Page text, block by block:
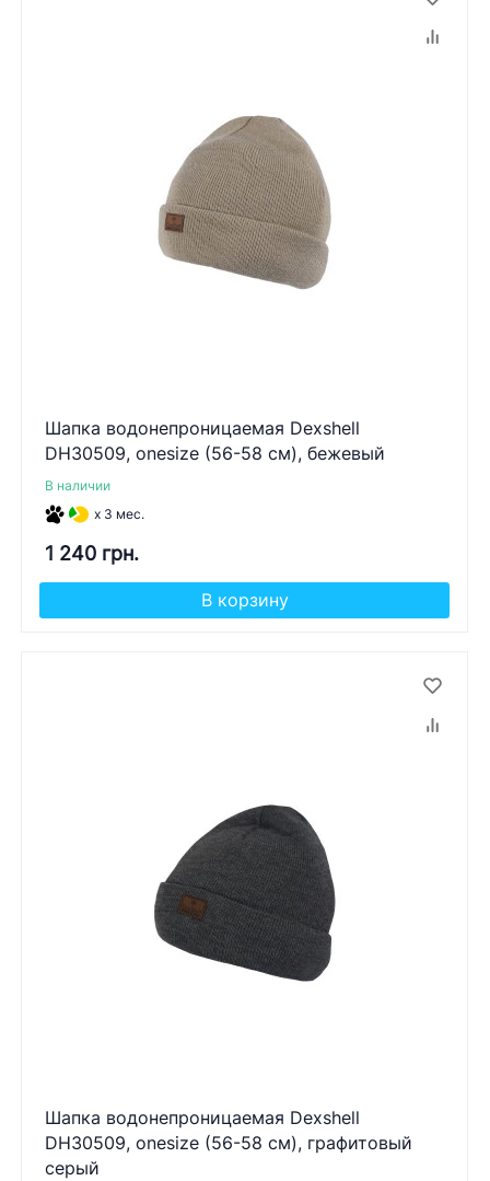
Шапка водонепроницаемая Dexshell
DH30509, onesize (56-58 см), бежевый
В наличии
x 3 мес.
1 240 грн.
В корзину
Шапка водонепроницаемая Dexshell
DH30509, onesize (56-58 см), графитовый
серый